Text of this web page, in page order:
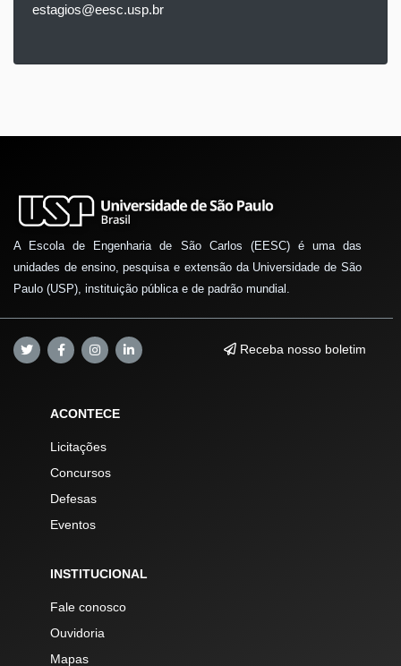
estagios@eesc.usp.br
A Escola de Engenharia de São Carlos (EESC) é uma das
unidades de ensino, pesquisa e extensão da Universidade de São
Paulo (USP), instituição pública e de padrão mundial.
Receba nosso boletim
ACONTECE
Licitações
Concursos
Defesas
Eventos
INSTITUCIONAL
Fale conosco
Ouvidoria
Mapas